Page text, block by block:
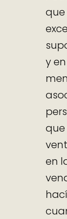
y
que
en